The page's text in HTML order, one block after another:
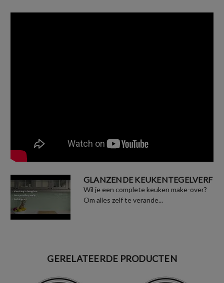
GLANZENDE KEUKENTEGELVERF
Wil je een complete keuken make-over?
Om alles zelf te verande...
GERELATEERDE PRODUCTEN